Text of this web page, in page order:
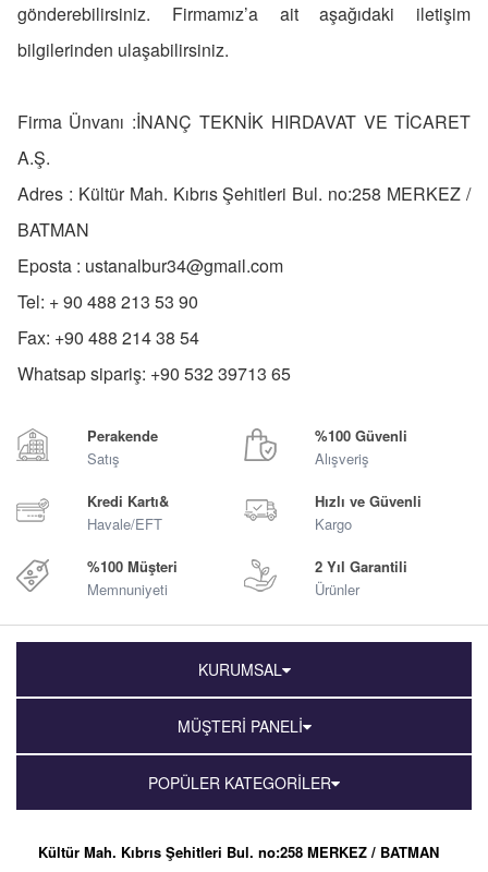
gönderebilirsiniz. Firmamız’a ait aşağıdaki iletişim
bilgilerinden ulaşabilirsiniz.
Firma Ünvanı :İNANÇ TEKNİK HIRDAVAT VE TİCARET
A.Ş.
Adres : Kültür Mah. Kıbrıs Şehitleri Bul. no:258 MERKEZ /
BATMAN
Eposta : ustanalbur34@gmail.com
Tel: + 90 488 213 53 90
Fax: +90 488 214 38 54
Whatsap sipariş: +90 532 39713 65
Perakende
Satış
%100 Güvenli
Alışveriş
Kredi Kartı&
Havale/EFT
Hızlı ve Güvenli
Kargo
%100 Müşteri
Memnuniyeti
2 Yıl Garantili
Ürünler
KURUMSAL
MÜŞTERİ PANELİ
POPÜLER KATEGORİLER
Kültür Mah. Kıbrıs Şehitleri Bul. no:258 MERKEZ / BATMAN